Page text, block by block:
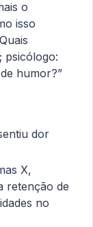
o
isso
psicólogo:
humor?”
dor
X,
retenção de
no